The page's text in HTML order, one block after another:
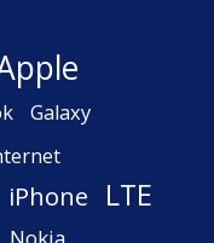
Galaxy
iPhone LTE